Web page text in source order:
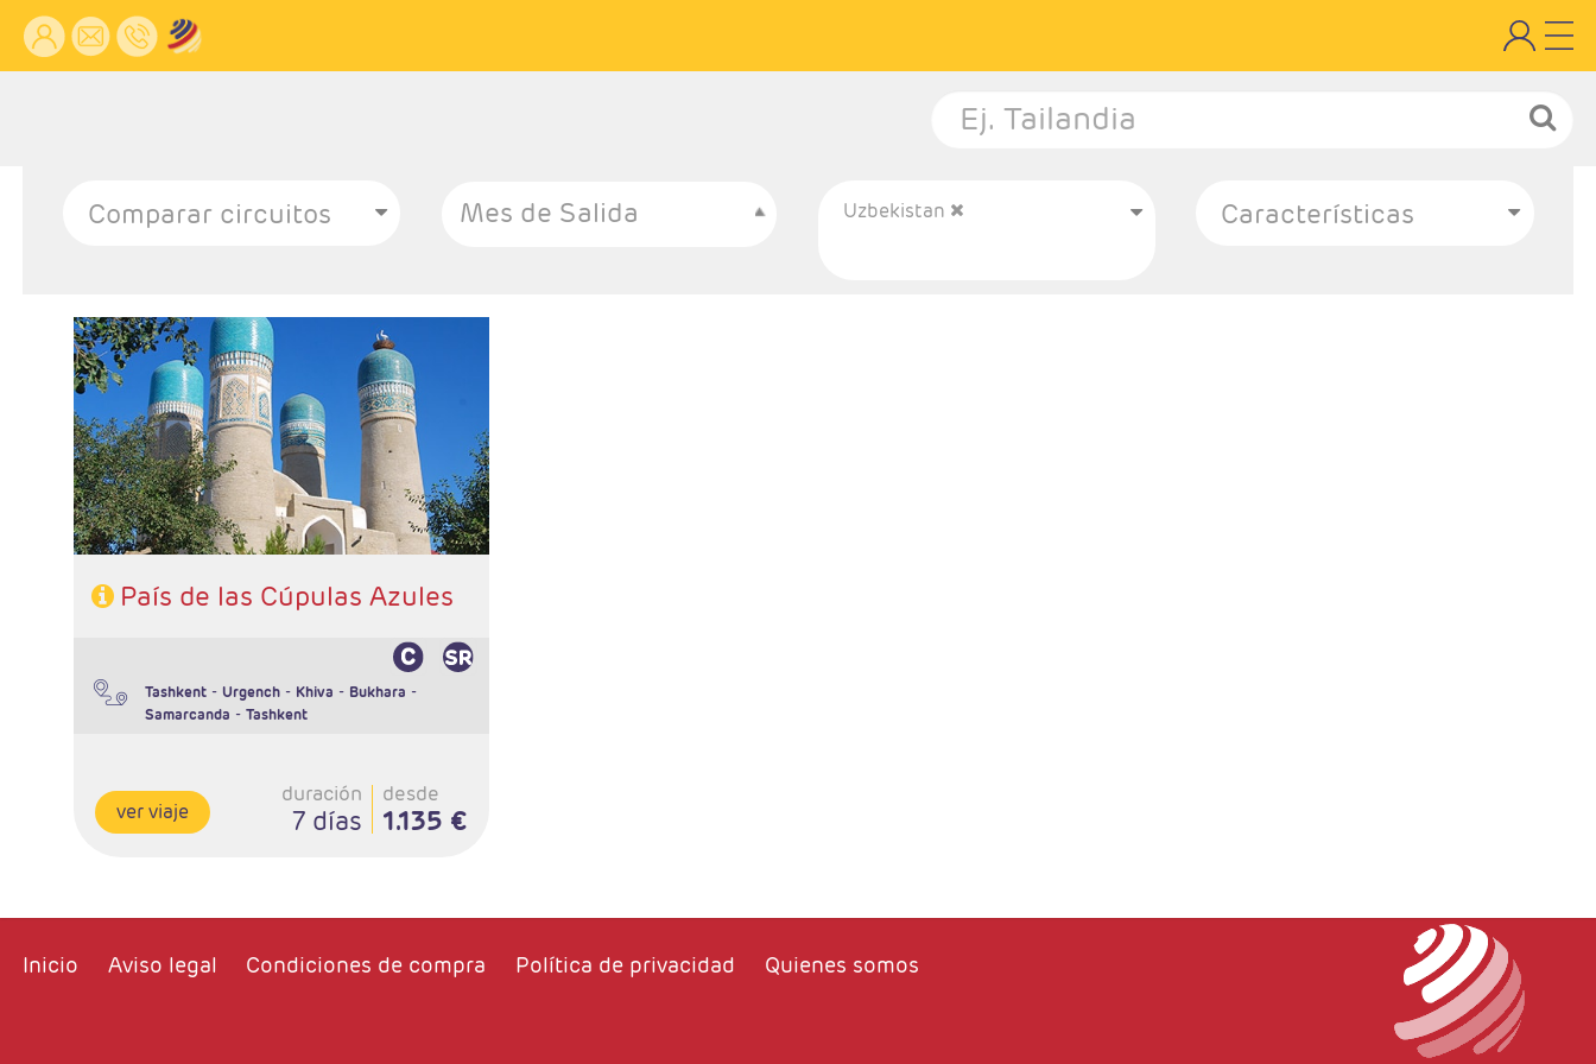
Mes de Salida Uzbekistan
- Llegada a Tashkent: Martes
- Ruta: 1 noche Tashkent, 1 noches Khiva, 2 noches
Bukhara, 1 noche Samarcanda y 1 noche Tashkent.
- Categoría hotelera: Hoteles 3/4*
- Régimen: 7 desayunos, 6 lmuerzos y 2 cenas
País de las Cúpulas Azules
Tashkent- Urgench- Khiva - Bukhara -
Samarcanda - Tashkent
ver viaje
duración
7 días
desde
1.135 €
Inicio Aviso legal Condiciones de compra Política de privacidad Quienes somos